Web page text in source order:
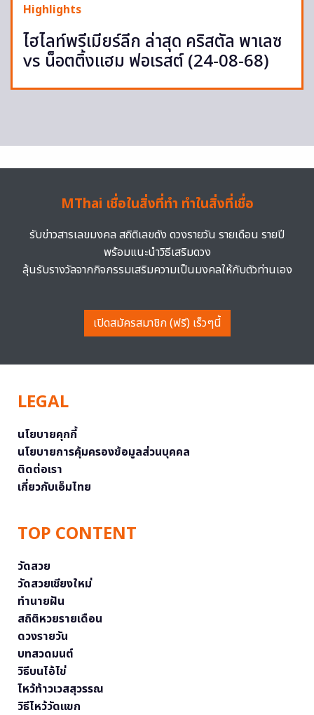
Highlights
ไฮไลท์พรีเมียร์ลีก ล่าสุด คริสตัล พาเลซ
vs น็อตติ้งแฮม ฟอเรสต์ (24-08-68)
MThai เชื่อในสิ่งที่ทำ ทำในสิ่งที่เชื่อ
รับข่าวสารเลขมงคล สถิติเลขดัง ดวงรายวัน รายเดือน รายปี
พร้อมแนะนำวิธีเสริมดวง
ลุ้นรับรางวัลจากกิจกรรมเสริมความเป็นมงคลให้กับตัวท่านเอง
เปิดสมัครสมาชิก (ฟรี) เร็วๆนี้
LEGAL
นโยบายคุกกี้
นโยบายการคุ้มครองข้อมูลส่วนบุคคล
ติดต่อเรา
เกี่ยวกับเอ็มไทย
TOP CONTENT
วัดสวย
วัดสวยเชียงใหม่
ทำนายฝัน
สถิติหวยรายเดือน
ดวงรายวัน
บทสวดมนต์
วิธีบนไอ้ไข่
ไหว้ท้าวเวสสุวรรณ
วิธีไหว้วัดแขก